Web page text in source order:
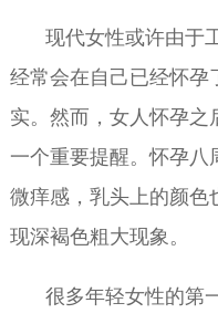
现代女性或许由于
经常会在自己已经怀孕
实。然而，女人怀孕之
一个重要提醒。怀孕八
微痒感，乳头上的颜色
现深褐色粗大现象。
很多年轻女性的第